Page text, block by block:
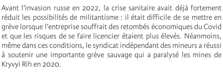
Avant l’invasion russe en 2022, la crise sanitaire avait déjà fortement
réduit les possibilités de militantisme : il était difficile de se mettre en
grève lorsque l’entreprise souffrait des retombés économiques du Covid
et que les risques de se faire licencier étaient plus élevés. Néanmoins,
même dans ces conditions, le syndicat indépendant des mineurs a réussi
à soutenir une importante grève sauvage qui a paralysé les mines de
Kryvyi Rih en 2020.